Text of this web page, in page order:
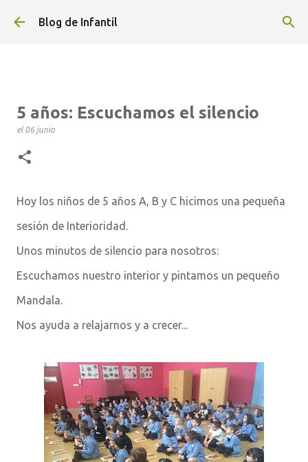
Ir al contenido principal
Blog de Infantil
5 años: Escuchamos el silencio
el 06 junio
Hoy los niños de 5 años A, B y C hicimos una pequeña
sesión de Interioridad.
Unos minutos de silencio para nosotros:
Escuchamos nuestro interior y pintamos un pequeño
Mandala.
Nos ayuda a relajarnos y a crecer...